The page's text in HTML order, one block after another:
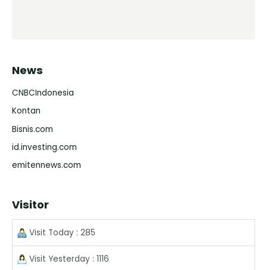
News
CNBCIndonesia
Kontan
Bisnis.com
id.investing.com
emitennews.com
Visitor
Visit Today : 285
Visit Yesterday : 1116